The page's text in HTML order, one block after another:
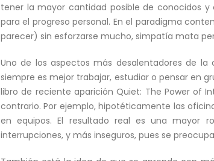
tener la mayor cantidad posible de conocidos
para el progreso personal. En el paradigma
parecer) sin esforzarse mucho, simpatía mata
Uno de los aspectos más desalentadores de
siempre es mejor trabajar, estudiar o pensar en
libro de reciente aparición Quiet: The Power of
contrario. Por ejemplo, hipotéticamente las
en equipos. El resultado real es una mayor
interrupciones, y más inseguros, pues se